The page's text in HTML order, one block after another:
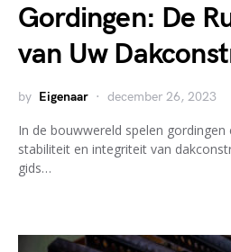
Gordingen: De
van Uw
by Eigenaar december 26, 2023
In de bouwwereld spelen gordingen
stabiliteit en integriteit van
gids…